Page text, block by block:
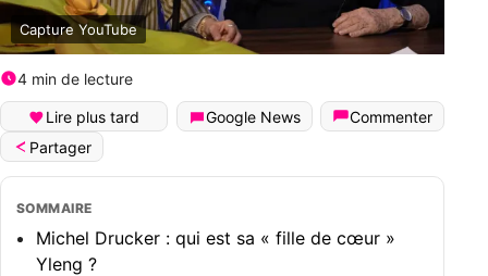
Capture YouTube
4 min de lecture
Lire plus tard Google News
Commenter
Partager
SOMMAIRE
Michel Drucker : qui est sa « fille de cœur »
Yleng ?